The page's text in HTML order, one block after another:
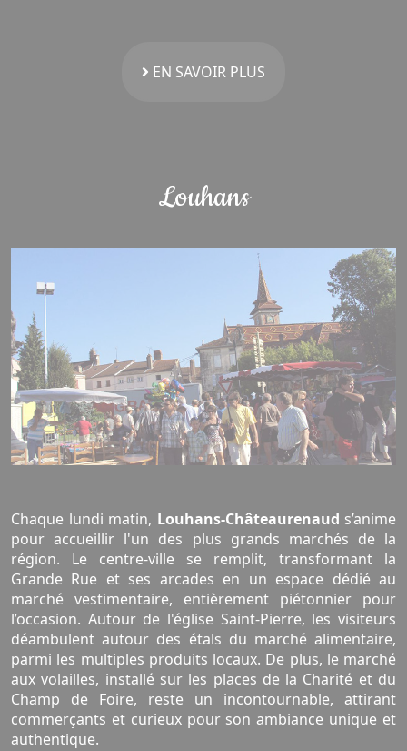
EN SAVOIR PLUS
Louhans
Chaque lundi matin, Louhans-Châteaurenaud s’anime
pour accueillir l'un des plus grands marchés de la
région. Le centre-ville se remplit, transformant la
Grande Rue et ses arcades en un espace dédié au
marché vestimentaire, entièrement piétonnier pour
l’occasion. Autour de l'église Saint-Pierre, les visiteurs
déambulent autour des étals du marché alimentaire,
parmi les multiples produits locaux. De plus, le marché
aux volailles, installé sur les places de la Charité et du
Champ de Foire, reste un incontournable, attirant
commerçants et curieux pour son ambiance unique et
authentique.